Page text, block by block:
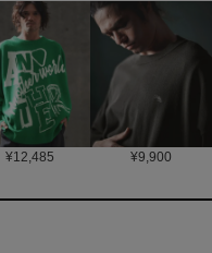
¥12,485 ¥9,900